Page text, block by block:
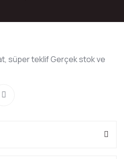
süper teklif Gerçek stok ve